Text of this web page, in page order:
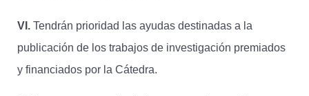
VI. Tendrán prioridad las ayudas destinadas a la
publicación de los trabajos de investigación premiados
y financiados por la Cátedra.